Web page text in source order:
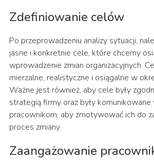
Zdefiniowanie celów
Po przeprowadzeniu analizy sytuacji,
jasne i konkretnie cele, które chcemy
wprowadzenie zmian organizacyjnych.
mierzalne, realistyczne i osiągalne w
Ważne jest również, aby cele były
strategią firmy oraz były
pracownikom, aby zmotywować ich do
proces zmiany.
Zaangażowanie